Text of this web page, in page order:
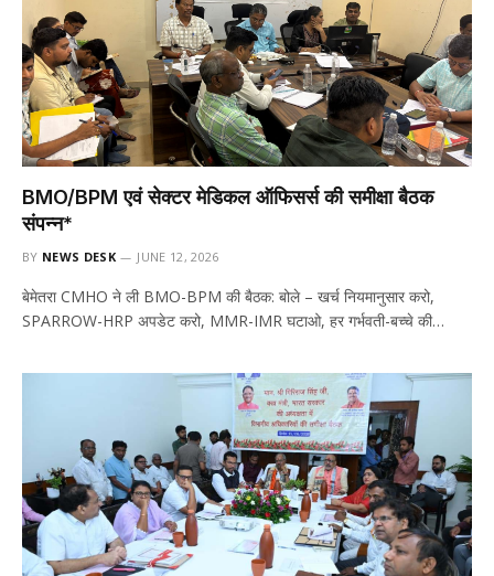
BMO/BPM एवं सेक्टर मेडिकल ऑफिसर्स की समीक्षा बैठक
संपन्न*
BY NEWS DESK JUNE 12, 2026
बेमेतरा CMHO ने ली BMO-BPM की बैठक: बोले – खर्च नियमानुसार करो,
SPARROW-HRP अपडेट करो, MMR-IMR घटाओ, हर गर्भवती-बच्चे की…